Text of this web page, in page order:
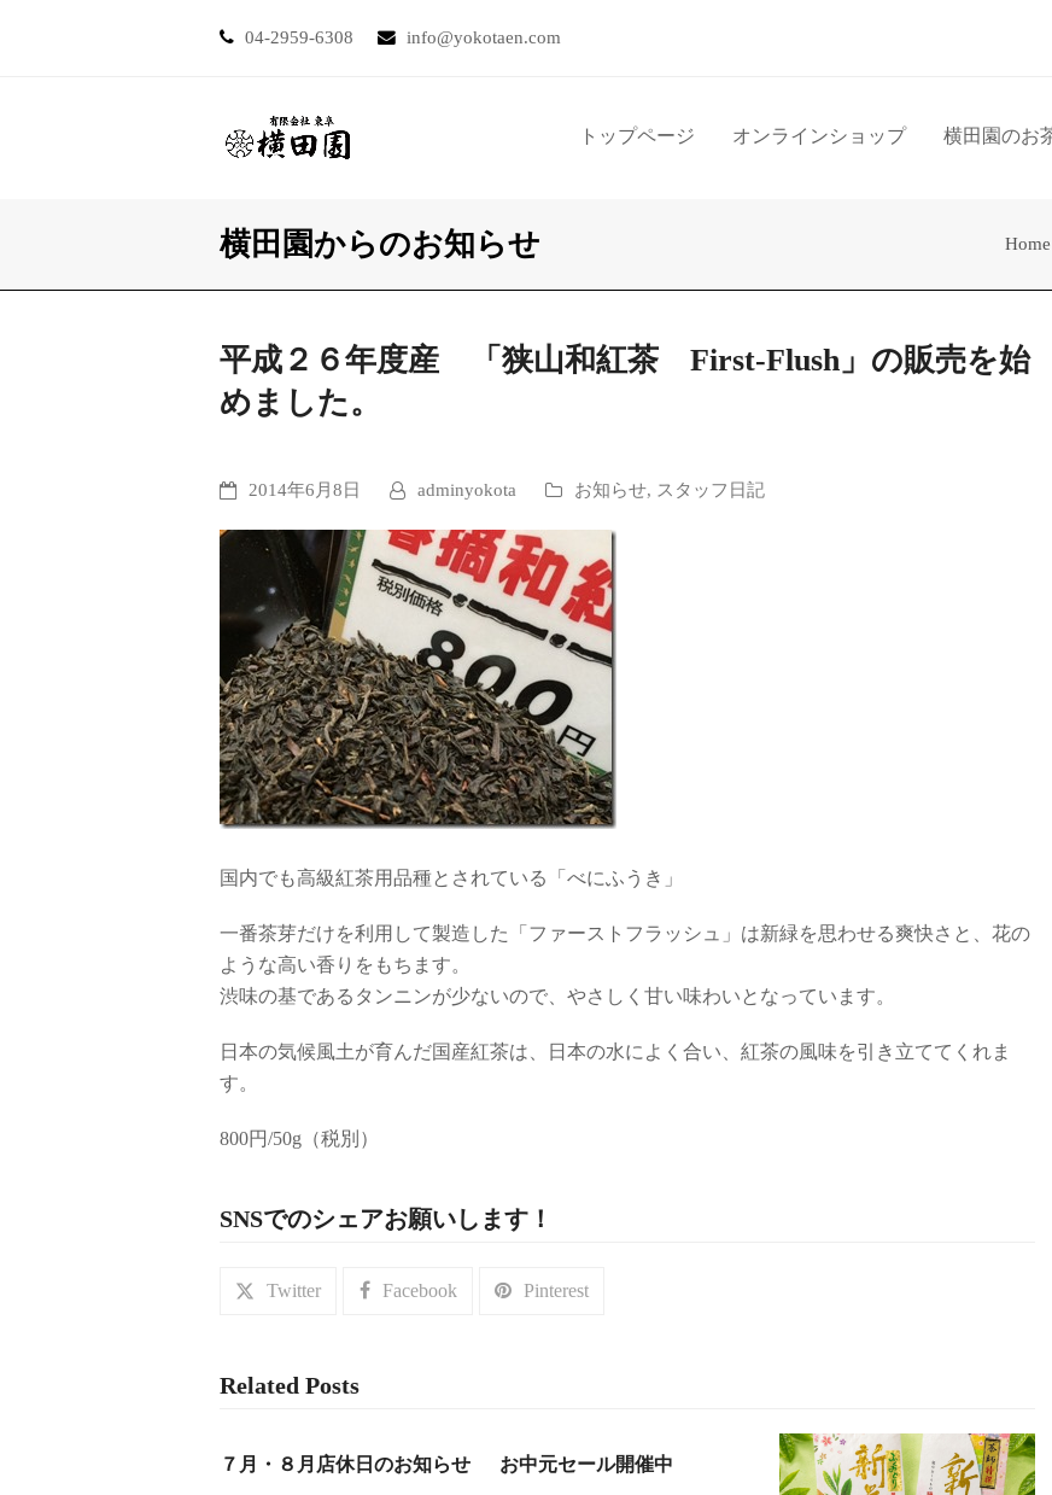
04-2959-6308 info@yokotaen.com
トップページ オンラインショップ 横田園のお
横田園からのお知らせ Home
平成２６年度産 「狭山和紅茶 First-Flush」の販売を始
めました。
2014年6月8日 adminyokota お知らせ, スタッフ日記
国内でも高級紅茶用品種とされている「べにふうき」
一番茶芽だけを利用して製造した「ファーストフラッシュ」は新緑を思わせる爽快さと、花の
ような高い香りをもちます。
渋味の基であるタンニンが少ないので、やさしく甘い味わいとなっています。
日本の気候風土が育んだ国産紅茶は、日本の水によく合い、紅茶の風味を引き立ててくれま
す。
800円/50g（税別）
SNSでのシェアお願いします！
Twitter Facebook Pinterest
Related Posts
７月・８月店休日のお知らせ お中元セール開催中